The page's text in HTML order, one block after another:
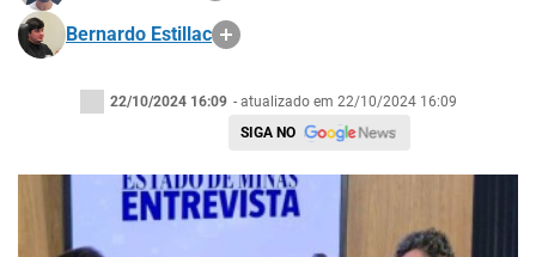
Bernardo Estillac
22/10/2024 16:09 - atualizado em 22/10/2024 16:09
SIGA NO